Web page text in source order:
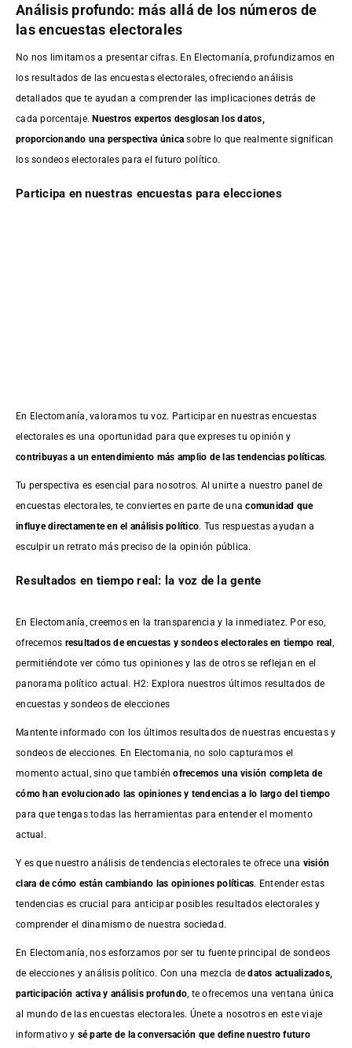
Análisis profundo: más allá de los números de
las encuestas electorales
No nos limitamos a presentar cifras. En Electomanía, profundizamos en
los resultados de las encuestas electorales, ofreciendo análisis
detallados que te ayudan a comprender las implicaciones detrás de
cada porcentaje.Nuestros expertos desglosan los datos,
proporcionando una perspectiva única sobre lo que realmente significan
los sondeos electorales para el futuro político.
Participa en nuestras encuestas para elecciones
En Electomanía, valoramos tu voz. Participar en nuestras encuestas
electorales es una oportunidad para que expreses tu opinión y
contribuyas a un entendimiento más amplio de las tendencias políticas.
Tu perspectiva es esencial para nosotros. Al unirte a nuestro panel de
encuestas electorales, te conviertes en parte de unacomunidad que
influye directamente en el análisis político. Tus respuestas ayudan a
esculpir un retrato más preciso de la opinión pública.
Resultados en tiempo real: la voz de la gente
En Electomanía, creemos en la transparencia y la inmediatez. Por eso,
ofrecemos resultados deencuestas y sondeos electorales en tiempo real
permitiéndote ver cómo tus opiniones y las de otros se reflejan en el
panorama político actual. H2: Explora nuestros últimos resultados de
encuestas y sondeos de elecciones
Mantente informado con los últimos resultados de nuestras encuestasy
sondeos de elecciones. En Electomania, no solo capturamos el
momento actual, sino que tambiénofrecemos una visión completa de
cómo han evolucionado las opiniones y tendencias a lo largo del tiempo
para que tengas todas las herramientas para entender el momento
actual.
Y es que nuestro análisis de tendencias electorales te ofrece una visión
clara de cómo están cambiando las opiniones políticas. Entender estas
tendencias es crucial para anticipar posibles resultados electorales y
comprender el dinamismo de nuestra sociedad.
En Electomanía, nos esforzamos por ser tu fuente principal de sondeos
de elecciones y análisis político. Con una mezcla dedatos actualizados,
participación activa y análisis profundo , te ofrecemos una ventana única
al mundo de las encuestas electorales. Únete a nosotros en este viaje
informativo y sé parte de la conversación que define nuestro futuro